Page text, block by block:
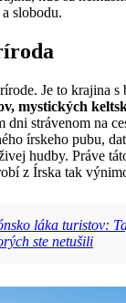
slobodu.
Je to krajina s
mystických
strávenom na
írskeho pubu,
hudby. Práve
z Írska tak
láka turistov:
ste netušili